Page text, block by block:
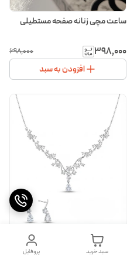
ساعت مچی زنانه صفحه مستطیلی
۳۹۸٬۰۰۰ ۶۹۸٬۰۰۰
افزودن به سبد
ست گردنبند و گوشواره عروس دلبرناز
پروفایل سبد خرید